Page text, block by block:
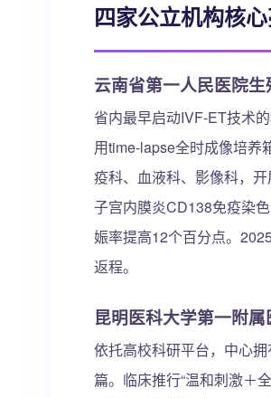
四家公立机构核
云南省第一人民医院
省内最早启动IVF-ET技术
用time-lapse全时成像培养
疫科、血液科、影像科，
子宫内膜炎CD138免疫染
娠率提高12个百分点。
返程。
昆明医科大学第一附
依托高校科研平台，中心
篇。临床推行“温和刺激＋